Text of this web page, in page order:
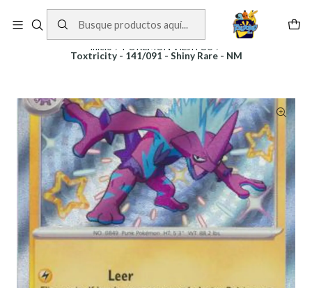
Inicio
POKEMON VIEJITOS
Toxtricity - 141/091 - Shiny Rare - NM